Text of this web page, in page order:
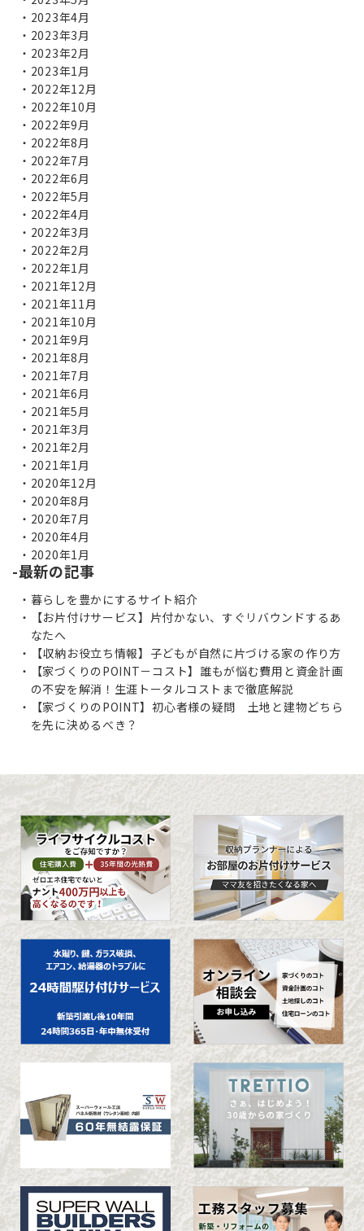
2023年4月
2023年3月
2023年2月
2023年1月
2022年12月
2022年10月
2022年9月
2022年8月
2022年7月
2022年6月
2022年5月
2022年4月
2022年3月
2022年2月
2022年1月
2021年12月
2021年11月
2021年10月
2021年9月
2021年8月
2021年7月
2021年6月
2021年5月
2021年3月
2021年2月
2021年1月
2020年12月
2020年8月
2020年7月
2020年4月
2020年1月
最新の記事
暮らしを豊かにするサイト紹介
【お片付けサービス】片付かない、すぐリバウンドするあ
なたへ
【収納お役立ち情報】子どもが自然に片づける家の作り方
【家づくりのPOINT－コスト】誰もが悩む費用と資金計画
の不安を解消！生涯トータルコストまで徹底解説
【家づくりのPOINT】初心者様の疑問 土地と建物どちら
を先に決めるべき？